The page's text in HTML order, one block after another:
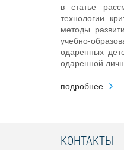
в статье
технологии
методы
учебно-
одаренных
одаренной
подробнее
КОНТАКТЫ